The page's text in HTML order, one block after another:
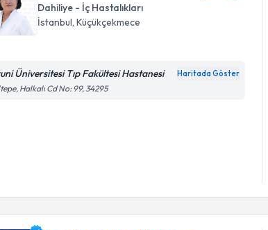
Dahiliye - İç Hastalıkları
İstanbul ,Küçükçekmece
Üniversitesi Tıp Fakültesi Hastanesi Haritada Göster
Halkalı Cd No: 99, 34295